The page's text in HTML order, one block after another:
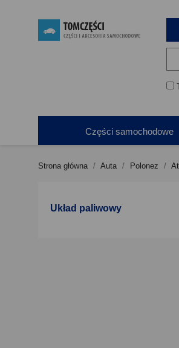
Części samochodowe
Strona główna Auta Polonez
Układ paliwowy